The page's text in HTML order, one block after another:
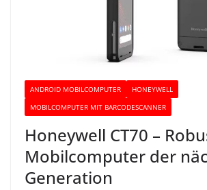
ANDROID MOBILCOMPUTER
HONEYWELL
MOBILCOMPUTER MIT BARCODESCANNER
Honeywell CT70 –
Mobilcomputer der
Generation